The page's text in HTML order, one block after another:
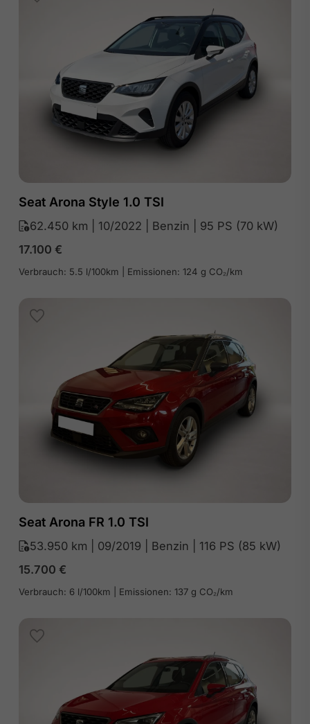
Seat Arona Style 1.0 TSI
62.450 km | 10/2022 | Benzin | 95 PS (70 kW)
17.100 €
Verbrauch: 5.5 l/100km | Emissionen: 124 g CO₂/km
Seat Arona FR 1.0 TSI
53.950 km | 09/2019 | Benzin | 116 PS (85 kW)
15.700 €
Verbrauch: 6 l/100km | Emissionen: 137 g CO₂/km